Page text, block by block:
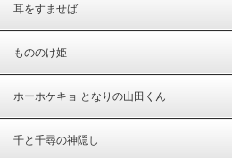
耳をすませば
もののけ姫
ホーホケキョ となりの山田くん
千と千尋の神隠し